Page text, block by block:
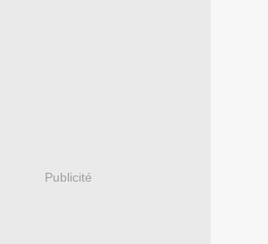
Publicité